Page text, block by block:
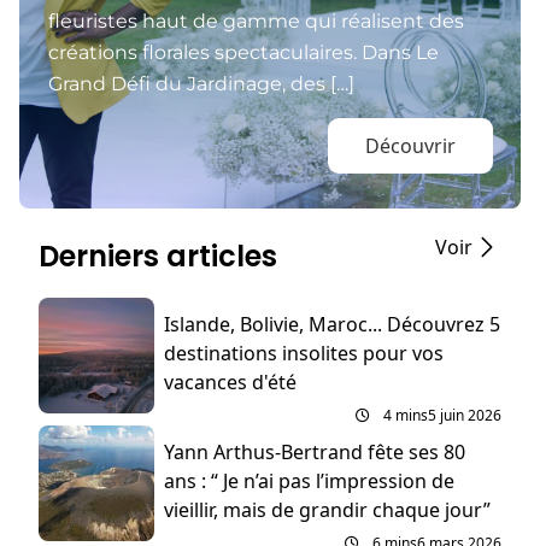
fleuristes haut de gamme qui réalisent des
créations florales spectaculaires. Dans Le
Grand Défi du Jardinage, des […]
Découvrir
Derniers articles Voir
Islande, Bolivie, Maroc... Découvrez 5
destinations insolites pour vos
vacances d'été
4 mins5 juin 2026
Yann Arthus-Bertrand fête ses 80
ans : “ Je n’ai pas l’impression de
vieillir, mais de grandir chaque jour”